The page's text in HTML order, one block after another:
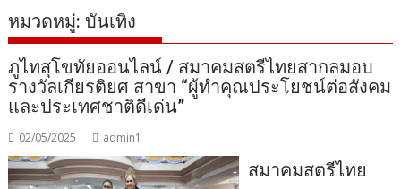
หมวดหมู่:บันเทิง
ภูไทสุโขทัยออนไลน์ / สมาคมสตรีไทยสากลมอบ
รางวัลเกียรติยศ สาขา “ผู้ทำคุณประโยชน์ต่อสังคม
และประเทศชาติดีเด่น”
02/05/2025 admin1
สมาคมสตรีไทย